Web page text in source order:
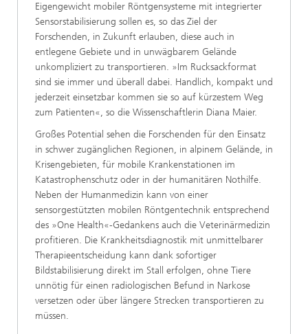
Eigengewicht mobiler Röntgensysteme mit integrierter
Sensorstabilisierung sollen es, so das Ziel der
Forschenden, in Zukunft erlauben, diese auch in
entlegene Gebiete und in unwägbarem Gelände
unkompliziert zu transportieren. »Im Rucksackformat
sind sie immer und überall dabei. Handlich, kompakt und
jederzeit einsetzbar kommen sie so auf kürzestem Weg
zum Patienten«, so die Wissenschaftlerin Diana Maier.
Großes Potential sehen die Forschenden für den Einsatz
in schwer zugänglichen Regionen, in alpinem Gelände, in
Krisengebieten, für mobile Krankenstationen im
Katastrophenschutz oder in der humanitären Nothilfe.
Neben der Humanmedizin kann von einer
sensorgestützten mobilen Röntgentechnik entsprechend
des »One Health«-Gedankens auch die Veterinärmedizin
profitieren. Die Krankheitsdiagnostik mit unmittelbarer
Therapieentscheidung kann dank sofortiger
Bildstabilisierung direkt im Stall erfolgen, ohne Tiere
unnötig für einen radiologischen Befund in Narkose
versetzen oder über längere Strecken transportieren zu
müssen.